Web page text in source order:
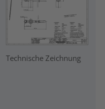
Technische Zeichnung